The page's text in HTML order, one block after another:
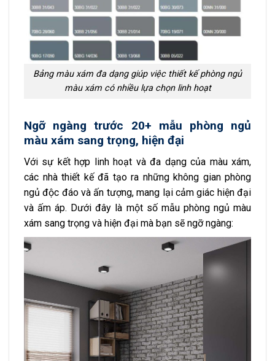
Bảng màu xám đa dạng giúp việc thiết kế phòng ngủ
màu xám có nhiều lựa chọn linh hoạt
Ngỡ ngàng trước 20+ mẫu phòng ngủ
màu xám sang trọng, hiện đại
Với sự kết hợp linh hoạt và đa dạng của màu xám,
các nhà thiết kế đã tạo ra những không gian phòng
ngủ độc đáo và ấn tượng, mang lại cảm giác hiện đại
và ấm áp. Dưới đây là một số mẫu phòng ngủ màu
xám sang trọng và hiện đại mà bạn sẽ ngỡ ngàng: